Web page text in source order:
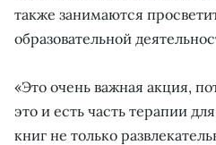
также занимаются
образовательной
«Это очень важная акция,
это и есть часть терапии
книг не только